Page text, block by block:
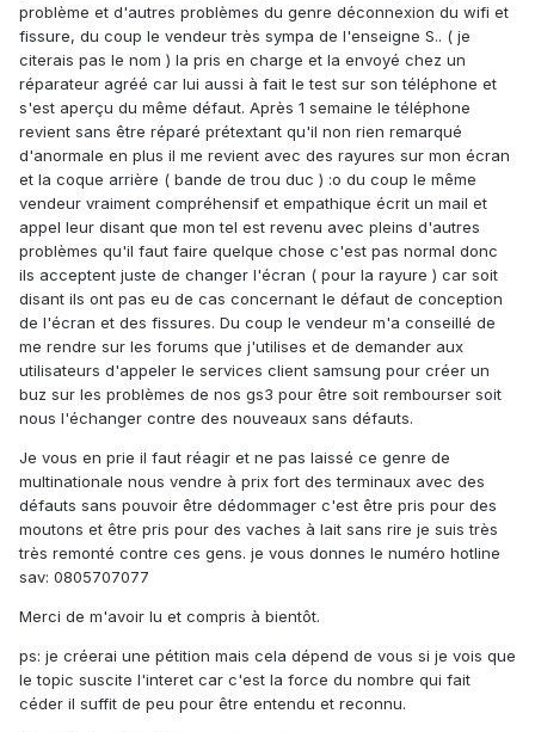
problème et d'autres problèmes du genre déconnexion du wifi et
fissure, du coup le vendeur très sympa de l'enseigne S.. ( je
citerais pas le nom ) la pris en charge et la envoyé chez un
réparateur agréé car lui aussi à fait le test sur son téléphone et
s'est aperçu du même défaut. Après 1 semaine le téléphone
revient sans être réparé prétextant qu'il non rien remarqué
d'anormale en plus il me revient avec des rayures sur mon écran
et la coque arrière ( bande de trou duc ) :o du coup le même
vendeur vraiment compréhensif et empathique écrit un mail et
appel leur disant que mon tel est revenu avec pleins d'autres
problèmes qu'il faut faire quelque chose c'est pas normal donc
ils acceptent juste de changer l'écran ( pour la rayure ) car soit
disant ils ont pas eu de cas concernant le défaut de conception
de l'écran et des fissures. Du coup le vendeur m'a conseillé de
me rendre sur les forums que j'utilises et de demander aux
utilisateurs d'appeler le services client samsung pour créer un
buz sur les problèmes de nos gs3 pour être soit rembourser soit
nous l'échanger contre des nouveaux sans défauts.
Je vous en prie il faut réagir et ne pas laissé ce genre de
multinationale nous vendre à prix fort des terminaux avec des
défauts sans pouvoir être dédommager c'est être pris pour des
moutons et être pris pour des vaches à lait sans rire je suis très
très remonté contre ces gens. je vous donnes le numéro hotline
sav: 0805707077
Merci de m'avoir lu et compris à bientôt.
ps: je créerai une pétition mais cela dépend de vous si je vois que
le topic suscite l'interet car c'est la force du nombre qui fait
céder il suffit de peu pour être entendu et reconnu.